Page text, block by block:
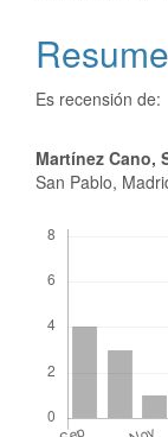
Es recensión de:
Martínez Cano,
San Pablo,